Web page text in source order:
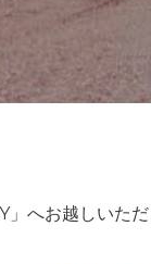
リティ障害専門カ
へお越しいた